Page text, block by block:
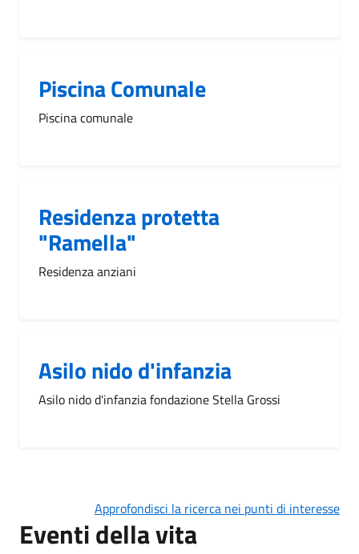
Piscina Comunale
Piscina comunale
Residenza protetta
"Ramella"
Residenza anziani
Asilo nido d'infanzia
Asilo nido d'infanzia fondazione Stella Grossi
Approfondisci la ricerca nei punti di interesse
Eventi della vita